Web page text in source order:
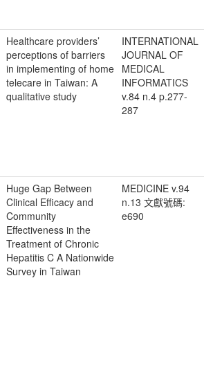
Healthcare providers’
perceptions of barriers
in implementing of home
telecare in Taiwan: A
qualitative study
INTERNATIONAL
JOURNAL OF
MEDICAL
INFORMATICS
v.84 n.4 p.277-
287
Huge Gap Between
Clinical Efficacy and
Community
Effectiveness in the
Treatment of Chronic
Hepatitis C A Nationwide
Survey in Taiwan
MEDICINE v.94
n.13 文獻號碼:
e690